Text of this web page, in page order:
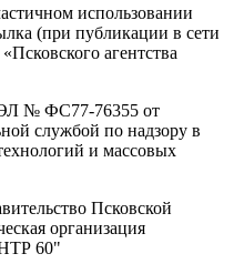
использовании
(при публикации в сети
агентства
№ ФС77-76355 от
службой по надзору в
и массовых
Псковской
организация
60"